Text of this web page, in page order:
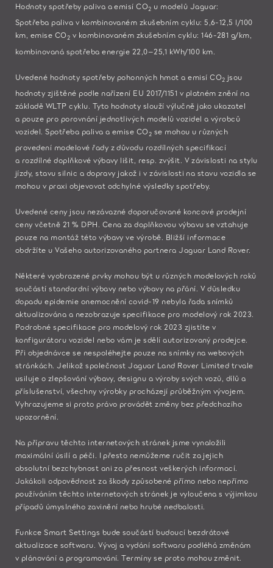
Hodnoty spotřeby paliva a emisí CO2 u modelů Jaguar:​
Spotřeba paliva v kombinovaném zkušebním cyklu: 5,6-12,5 l/100
km, emise CO2 v kombinovaném zkušebním cyklu: 146-281 g/km,
kombinovaná spotřeba energie 22,0–25,1 kWh/100 km.
Uvedené hodnoty spotřeby pohonných hmot a emisí CO2 jsou
hodnoty zjištěné podle nařízení EU 2017/1151 v platném znění na
základě WLTP cyklu. Tyto hodnoty slouží výlučně jako ukazatel
a pouze pro porovnání jednotlivých modelů vozidel a výrobců
vozidel. Spotřeba paliva a emise CO2 se mohou u různých
provedení modelové řady z důvodu rozdílných specifikací
a rozdílné doplňkové výbavy lišit, resp. zvýšit. V závislosti na stylu
jízdy, stavu silnic a dopravy jakož i v závislosti na stavu vozidla se
mohou v praxi objevovat odchylné výsledky spotřeby.
Uvedené ceny jsou nezávazné doporučované koncové prodejní
ceny včetně 21 % DPH. Cena za doplňkovou výbavu se vztahuje
pouze na montáž této výbavy ve výrobě. Bližší informace
obdržíte u Vašeho autorizovaného partnera Jaguar Land Rover.​
Některé vyobrazené prvky mohou být u různých modelových roků
součástí standardní výbavy nebo výbavy na přání. V důsledku
dopadu epidemie onemocnění covid-19 nebyla řada snímků
aktualizována a nezobrazuje specifikace pro modelový rok 2023.
Podrobné specifikace pro modelový rok 2023 zjistíte v
konfigurátoru vozidel nebo vám je sdělí autorizovaný prodejce.
Při objednávce se nespoléhejte pouze na snímky na webových
stránkách. Jelikož společnost Jaguar Land Rover Limited trvale
usiluje o zlepšování výbavy, designu a výroby svých vozů, dílů a
příslušenství, všechny výrobky procházejí průběžným vývojem.
Vyhrazujeme si proto právo provádět změny bez předchozího
upozornění.
Na přípravu těchto internetových stránek jsme vynaložili
maximální úsilí a péči. I přesto nemůžeme ručit za jejich
absolutní bezchybnost ani za přesnost veškerých informací.
Jakákoli odpovědnost za škody způsobené přímo nebo nepřímo
používáním těchto internetových stránek je vyloučena s výjimkou
případů úmyslného zavinění nebo hrubé nedbalosti.​
Funkce Smart Settings bude součástí budoucí bezdrátové
aktualizace softwaru. Vývoj a vydání softwaru podléhá změnám
v plánování a programování. Termíny se proto mohou změnit.